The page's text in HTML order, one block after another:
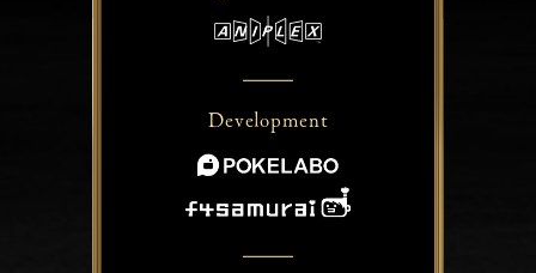
Development